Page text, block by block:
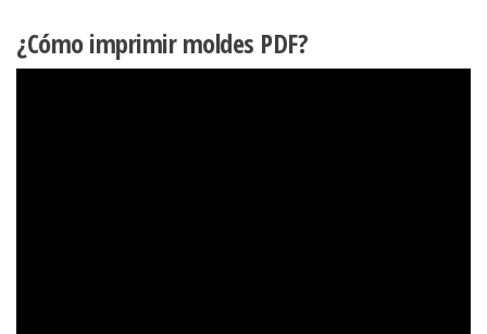
¿Cómo imprimir moldes PDF?